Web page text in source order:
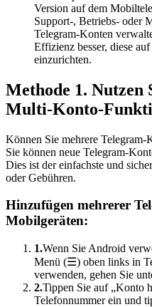
Version auf dem
Support-, Betriebs- oder
Telegram-Konten
Effizienz besser, diese
einzurichten.
Methode 1. Nutzen
Multi-Konto-
Können Sie mehrere Telegram-
Sie können neue Telegram-
Dies ist der einfachste und
oder Gebühren.
Hinzufügen mehrerer
Mobilgeräten:
1.Wenn Sie Android
Menü (☰) oben links in
verwenden, gehen Sie
2.Tippen Sie auf „Konto
Telefonnummer ein und